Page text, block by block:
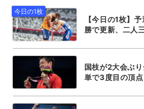
【今日の1枚】
勝で更新、二人
国枝が2大会ぶ
単で3度目の頂